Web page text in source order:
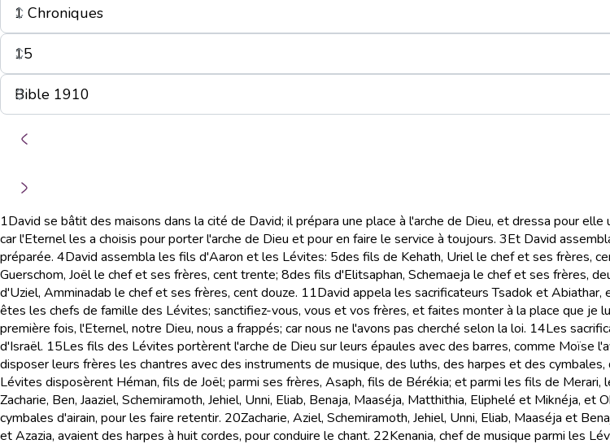
1David se bâtit des maisons dans la cité de David; il prépara une place à l'arche de Dieu, et dressa pour elle
car l'Eternel les a choisis pour porter l'arche de Dieu et pour en faire le service à toujours. 3Et David
préparée. 4David assembla les fils d'Aaron et les Lévites: 5des fils de Kehath, Uriel le chef et ses frères,
Guerschom, Joël le chef et ses frères, cent trente; 8des fils d'Elitsaphan, Schemaeja le chef et ses frères,
d'Uziel, Amminadab le chef et ses frères, cent douze. 11David appela les sacrificateurs Tsadok et
êtes les chefs de famille des Lévites; sanctifiez-vous, vous et vos frères, et faites monter à la place que je
première fois, l'Eternel, notre Dieu, nous a frappés; car nous ne l'avons pas cherché selon la loi. 14Les
d'Israël. 15Les fils des Lévites portèrent l'arche de Dieu sur leurs épaules avec des barres, comme Moïse
disposer leurs frères les chantres avec des instruments de musique, des luths, des harpes et des
Lévites disposèrent Héman, fils de Joël; parmi ses frères, Asaph, fils de Bérékia; et parmi les fils de Merari,
Zacharie, Ben, Jaaziel, Schemiramoth, Jehiel, Unni, Eliab, Benaja, Maaséja, Matthithia, Eliphelé et Miknéja, et
cymbales d'airain, pour les faire retentir. 20Zacharie, Aziel, Schemiramoth, Jehiel, Unni, Eliab, Maaséja et
et Azazia, avaient des harpes à huit cordes, pour conduire le chant. 22Kenania, chef de musique parmi les